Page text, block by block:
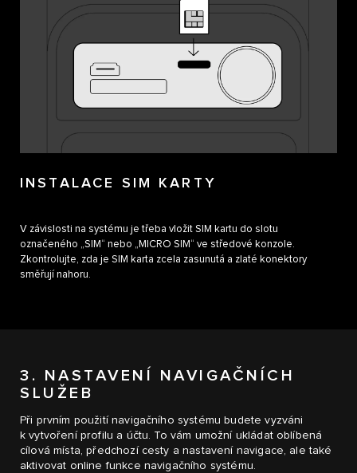
INSTALACE SIM KARTY
V závislosti na systému je třeba vložit SIM kartu do slotu
označeného „SIM“ nebo „MICRO SIM“ ve středové konzole.
Zkontrolujte, zda je SIM karta zcela zasunutá a zlaté konektory
směřují nahoru.
3. NASTAVENÍ NAVIGAČNÍCH
SLUŽEB
Při prvním použití navigačního systému budete vyzváni
k vytvoření profilu a účtu. To vám umožní ukládat oblíbená
cílová místa, předchozí cesty a nastavení navigace, ale také
aktivovat online funkce navigačního systému.